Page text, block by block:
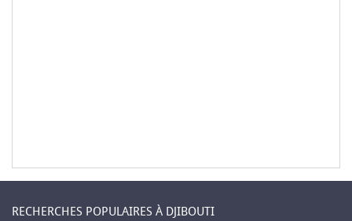
RECHERCHES POPULAIRES À DJIBOUTI